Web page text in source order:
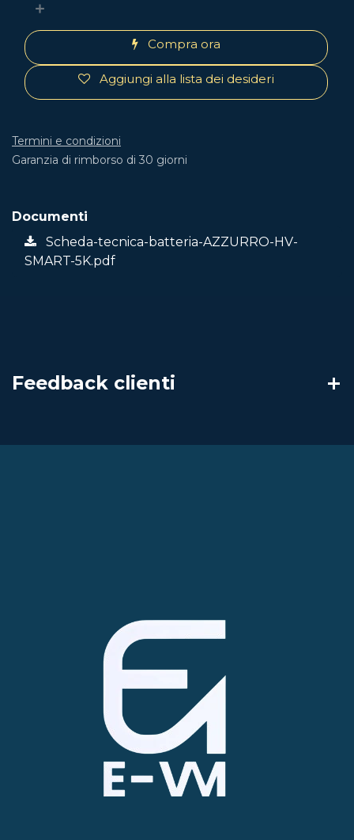
Compra ora
Aggiungi alla lista dei desideri
Termini e condizioni
Garanzia di rimborso di 30 giorni
Documenti
Scheda-tecnica-batteria-AZZURRO-HV-
SMART-5K.pdf
Feedback clienti